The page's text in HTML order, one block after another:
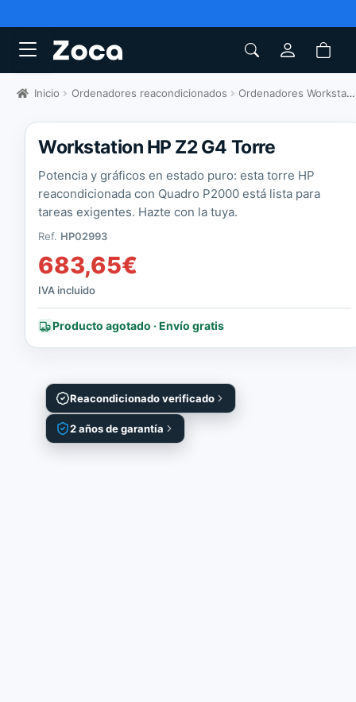
Inicio Ordenadores reacondicionados Ordenadores Workstations
Reacondicionado verificado
2 años de garantía
Workstation HP Z2 G4 Torre
Potencia y gráficos en estado puro: esta torre HP
reacondicionada con Quadro P2000 está lista para
tareas exigentes. Hazte con la tuya.
Ref. HP02993
683,65€
IVA incluido
Producto agotado · Envío gratis